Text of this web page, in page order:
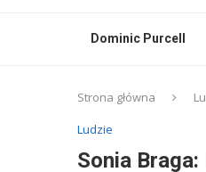
Dominic Purcell
Strona główna
Ludzie
Sonia